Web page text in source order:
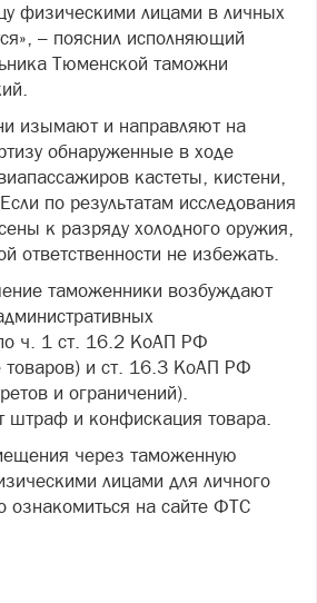
физическими лицами в личных
– пояснил исполняющий
Тюменской таможни
изымают и направляют на
обнаруженные в ходе
кастеты, кистени,
по результатам исследования
к разряду холодного оружия,
ответственности не избежать.
таможенники возбуждают
ч. 1 ст. 16.2 КоАП РФ
товаров) и ст. 16.3 КоАП РФ
и ограничений).
штраф и конфискация товара.
через таможенную
лицами для личного
ознакомиться на сайте ФТС